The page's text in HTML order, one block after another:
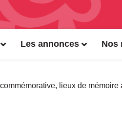
Les annonces Nos
lieux de mémoire